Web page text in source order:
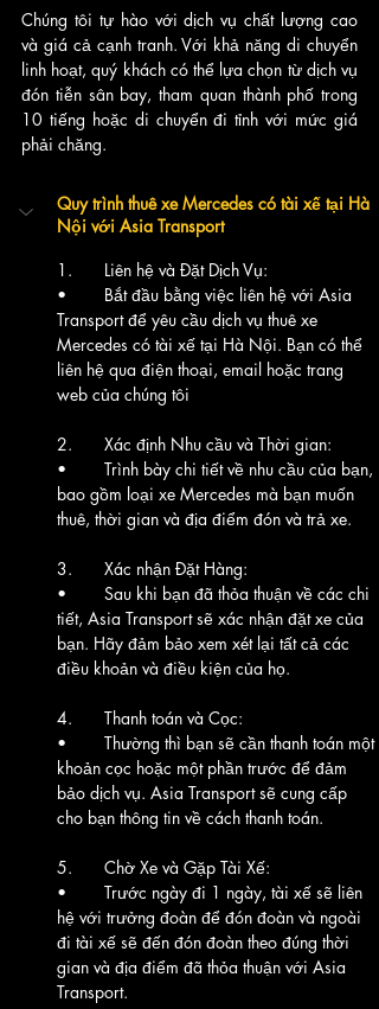
Chúng tôi tự hào với dịch vụ chất lượng cao
và giá cả cạnh tranh. Với khả năng di chuyển
linh hoạt, quý khách có thể lựa chọn từ dịch vụ
đón tiễn sân bay, tham quan thành phố trong
10 tiếng hoặc di chuyển đi tỉnh với mức giá
phải chăng.
Quy trình thuê xe Mercedes có tài xế tại Hà
Nội với Asia Transport
1.	Liên hệ và Đặt Dịch Vụ:
•	Bắt đầu bằng việc liên hệ với Asia
Transport để yêu cầu dịch vụ thuê xe
Mercedes có tài xế tại Hà Nội. Bạn có thể
liên hệ qua điện thoại, email hoặc trang
web của chúng tôi
2.	Xác định Nhu cầu và Thời gian:
•	Trình bày chi tiết về nhu cầu của bạn,
bao gồm loại xe Mercedes mà bạn muốn
thuê, thời gian và địa điểm đón và trả xe.
3.	Xác nhận Đặt Hàng:
•	Sau khi bạn đã thỏa thuận về các chi
tiết, Asia Transport sẽ xác nhận đặt xe của
bạn. Hãy đảm bảo xem xét lại tất cả các
điều khoản và điều kiện của họ.
4.	Thanh toán và Cọc:
•	Thường thì bạn sẽ cần thanh toán một
khoản cọc hoặc một phần trước để đảm
bảo dịch vụ. Asia Transport sẽ cung cấp
cho bạn thông tin về cách thanh toán.
5.	Chờ Xe và Gặp Tài Xế:
•	Trước ngày đi 1 ngày, tài xế sẽ liên
hệ với trưởng đoàn để đón đoàn và ngoài
đi tài xế sẽ đến đón đoàn theo đúng thời
gian và địa điểm đã thỏa thuận với Asia
Transport.